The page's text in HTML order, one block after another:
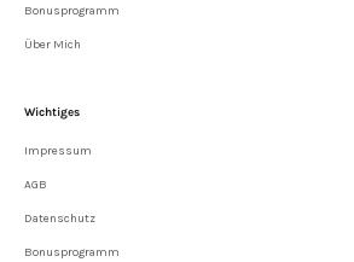
Bonusprogramm
Über Mich
Wichtiges
Impressum
AGB
Datenschutz
Bonusprogramm